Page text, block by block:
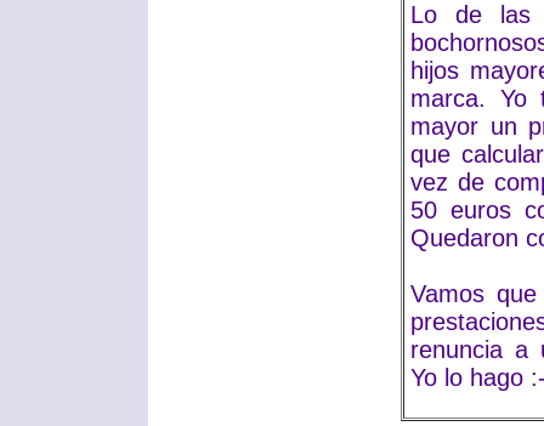
Lo de las
hijos
marca.
mayor un
que
vez de
50 euros
Quedaron
Vamos
renuncia a
Yo lo hago